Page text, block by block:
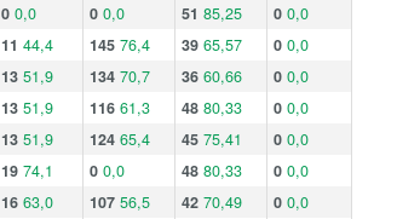
0 0,0 0 0,0 51 85,25 0 0,0
11 44,4 145 76,4 39 65,57 0 0,0
13 51,9 134 70,7 36 60,66 0 0,0
13 51,9 116 61,3 48 80,33 0 0,0
13 51,9 124 65,4 45 75,41 0 0,0
19 74,1 0 0,0 48 80,33 0 0,0
16 63,0 107 56,5 42 70,49 0 0,0